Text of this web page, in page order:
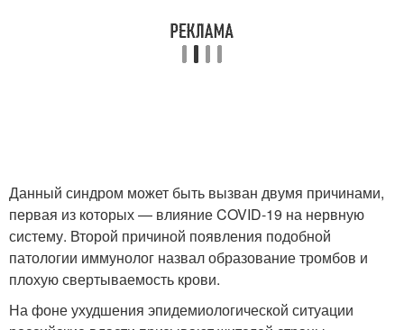
Данный синдром может быть вызван двумя причинами,
первая из которых — влияние COVID-19 на нервную
систему. Второй причиной появления подобной
патологии иммунолог назвал образование тромбов и
плохую свертываемость крови.
На фоне ухудшения эпидемиологической ситуации